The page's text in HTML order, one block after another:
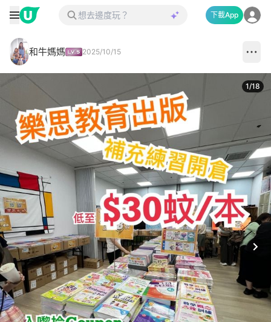
下載App
和牛媽媽 2025/10/15
1/18